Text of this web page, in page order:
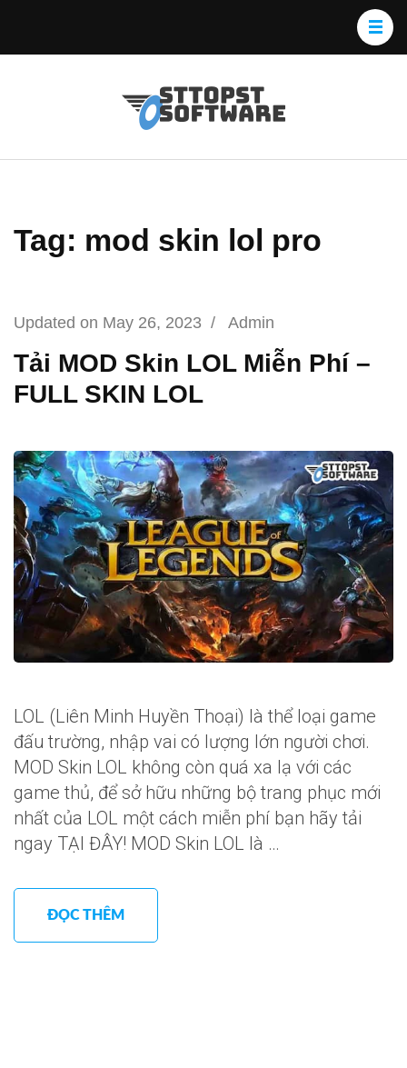
Tag: mod skin lol pro
Updated on May 26, 2023 / Admin
Tải MOD Skin LOL Miễn Phí –
FULL SKIN LOL
LOL (Liên Minh Huyền Thoại) là thể loại game
đấu trường, nhập vai có lượng lớn người chơi.
MOD Skin LOL không còn quá xa lạ với các
game thủ, để sở hữu những bộ trang phục mới
nhất của LOL một cách miễn phí bạn hãy tải
ngay TẠI ĐÂY! MOD Skin LOL là …
ĐỌC THÊM